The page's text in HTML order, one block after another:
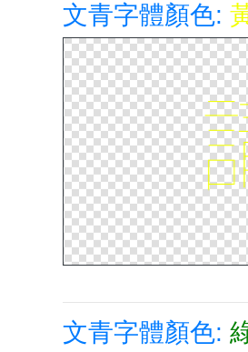
文青字體顏色:
文青字體顏色: